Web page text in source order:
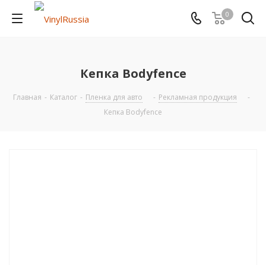
0
Кепка Bodyfence
Главная - Каталог - Пленка для авто - Рекламная продукция
-
Кепка Bodyfence